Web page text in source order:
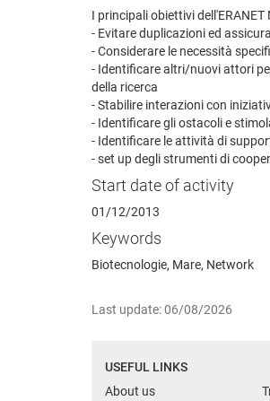
I principali obiettivi dell'ERANET
- Evitare duplicazioni ed
- Considerare le necessità
- Identificare altri/nuovi attori
della ricerca
- Stabilire interazioni con
- Identificare gli ostacoli e
- Identificare le attività di
- set up degli strumenti di
Start date of activity
01/12/2013
Keywords
Biotecnologie, Mare, Network
Last update: 06/08/2026
USEFUL LINKS
About us